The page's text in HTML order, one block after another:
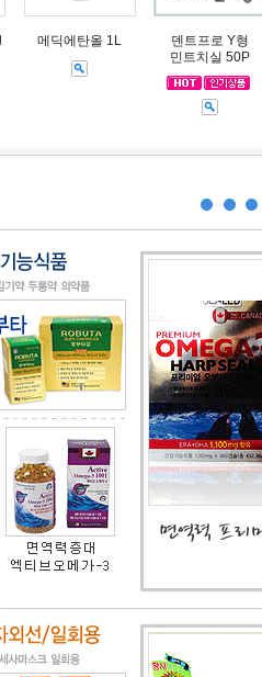
메딕에탄올 1L
덴트프로 Y형
민트치실 50P